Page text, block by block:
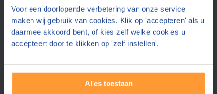
Voor een doorlopende verbetering van onze service
maken wij gebruik van cookies. Klik op 'accepteren' als u
daarmee akkoord bent, of kies zelf welke cookies u
accepteert door te klikken op 'zelf instellen'.
Alles toestaan
Scholten & Wilmink NotarissenHoogeveen (< 1 km)
8.6
(26 reviews)
Notariskantoor Astrid Mink Emmen
(geen reviews)
Hoekstra & Partners NotarissenZwolle